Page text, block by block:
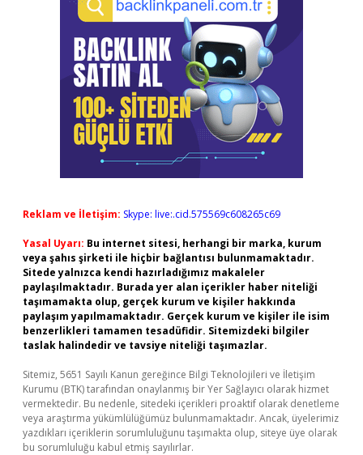
Reklam ve İletişim: Skype: live:.cid.575569c608265c69
Yasal Uyarı: Bu internet sitesi, herhangi bir marka, kurum
veya şahıs şirketi ile hiçbir bağlantısı bulunmamaktadır.
Sitede yalnızca kendi hazırladığımız makaleler
paylaşılmaktadır. Burada yer alan içerikler haber niteliği
taşımamakta olup, gerçek kurum ve kişiler hakkında
paylaşım yapılmamaktadır. Gerçek kurum ve kişiler ile isim
benzerlikleri tamamen tesadüfidir. Sitemizdeki bilgiler
taslak halindedir ve tavsiye niteliği taşımazlar.
Sitemiz, 5651 Sayılı Kanun gereğince Bilgi Teknolojileri ve İletişim
Kurumu (BTK) tarafından onaylanmış bir Yer Sağlayıcı olarak hizmet
vermektedir. Bu nedenle, sitedeki içerikleri proaktif olarak denetleme
veya araştırma yükümlülüğümüz bulunmamaktadır. Ancak, üyelerimiz
yazdıkları içeriklerin sorumluluğunu taşımakta olup, siteye üye olarak
bu sorumluluğu kabul etmiş sayılırlar.